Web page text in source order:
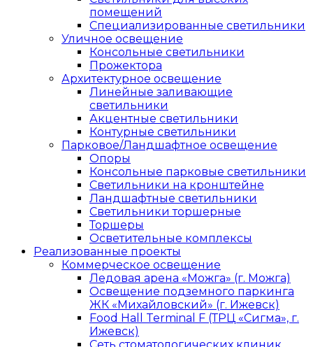
помещений
Специализированные светильники
Уличное освещение
Консольные светильники
Прожектора
Архитектурное освещение
Линейные заливающие
светильники
Акцентные светильники
Контурные светильники
Парковое/Ландшафтное освещение
Опоры
Консольные парковые светильники
Светильники на кронштейне
Ландшафтные светильники
Светильники торшерные
Торшеры
Осветительные комплексы
Реализованные проекты
Коммерческое освещение
Ледовая арена «Можга» (г. Можга)
Освещение подземного паркинга
ЖК «Михайловский» (г. Ижевск)
Food Hall Terminal F (ТРЦ «Сигма», г.
Ижевск)